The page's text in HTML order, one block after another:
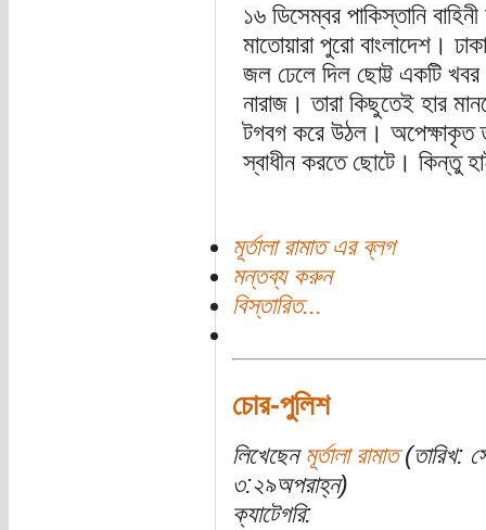
১৬ ডিসেম্বর পাকিস্তানি
মাতোয়ারা পুরো বাংলাদেশ।
জল ঢেলে দিল ছোট্ট একটি খবর।
নারাজ। তারা কিছুতেই হার
টগবগ করে উঠল। অপেক্ষাকৃত
স্বাধীন করতে ছোটে। কিন্তু
মূর্তালা রামাত এর ব্লগ
মন্তব্য করুন
বিস্তারিত...
চোর-পুলিশ
লিখেছেন মূর্তালা রামাত(তারিখ:
৩:২৯অপরাহ্ন)
ক্যাটেগরি: